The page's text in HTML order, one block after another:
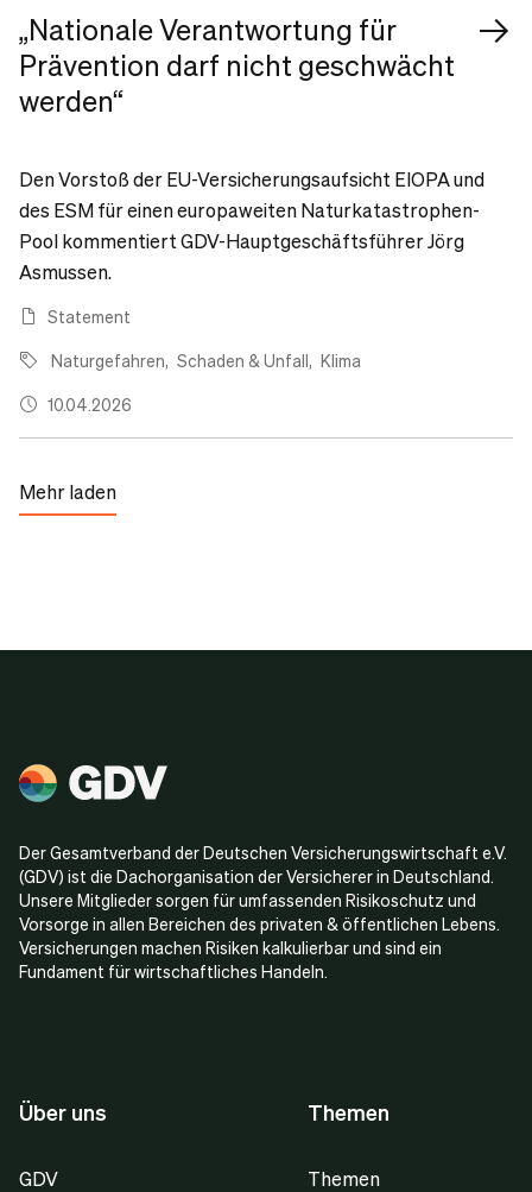
„Nationale Verantwortung für
Prävention darf nicht geschwächt
werden“
Den Vorstoß der EU-Versicherungsaufsicht EIOPA und
des ESM für einen europaweiten Naturkatastrophen-
Pool kommentiert GDV-Hauptgeschäftsführer Jörg
Asmussen.
Statement
Naturgefahren Schaden & Unfall Klima
10.04.2026
Mehr laden
Der Gesamtverband der Deutschen Versicherungswirtschaft e.V.
(GDV) ist die Dachorganisation der Versicherer in Deutschland.
Unsere Mitglieder sorgen für umfassenden Risikoschutz und
Vorsorge in allen Bereichen des privaten & öffentlichen Lebens.
Versicherungen machen Risiken kalkulierbar und sind ein
Fundament für wirtschaftliches Handeln.
Über uns
GDV
Themen
Themen